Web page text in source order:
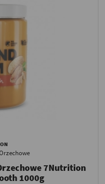
7Nutrition
1000g